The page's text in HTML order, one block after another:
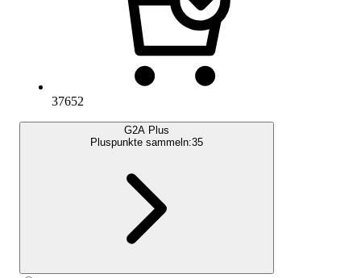
37652
G2A Plus
Pluspunkte sammeln:35